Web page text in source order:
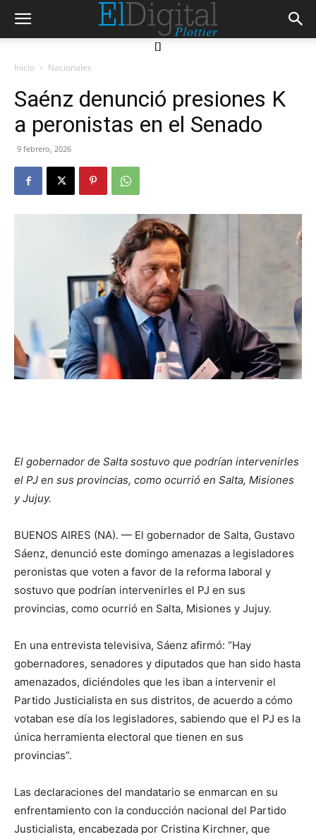
[]
Inicio Nacionales
Saénz denunció presiones K
a peronistas en el Senado
9 febrero, 2026
El gobernador de Salta sostuvo que podrían intervenirles
el PJ en sus provincias, como ocurrió en Salta, Misiones
y Jujuy.
BUENOS AIRES (NA). — El gobernador de Salta, Gustavo
Sáenz, denunció este domingo amenazas a legisladores
peronistas que voten a favor de la reforma laboral y
sostuvo que podrían intervenirles el PJ en sus
provincias, como ocurrió en Salta, Misiones y Jujuy.
En una entrevista televisiva, Sáenz afirmó: “Hay
gobernadores, senadores y diputados que han sido hasta
amenazados, diciéndoles que les iban a intervenir el
Partido Justicialista en sus distritos, de acuerdo a cómo
votaban ese día los legisladores, sabiendo que el PJ es la
única herramienta electoral que tienen en sus
provincias”.
Las declaraciones del mandatario se enmarcan en su
enfrentamiento con la conducción nacional del Partido
Justicialista, encabezada por Cristina Kirchner, que